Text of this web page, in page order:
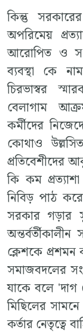
কিন্তু
অপরিমেয়
আরোপিত ও
ব্যবস্থা কে
চিরভাস্বর
বেলাগাম
কর্মীদের
কোথাও
প্রতিবেশীদের
কি কম
নিবিড় পাঠ
সরকার গড়ার
ক্লেশকে
সমাজবদলের
যাকে বলে 'দাগ
মিছিলের
কর্তার নেতৃত্বে